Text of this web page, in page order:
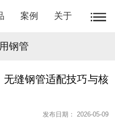
案例 关于
钢管
缝钢管适配技巧与核
发布日期： 2026-05-09